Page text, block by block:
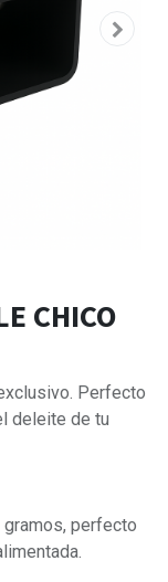
CHICO
Perfecto
deleite de tu
gramos, perfecto